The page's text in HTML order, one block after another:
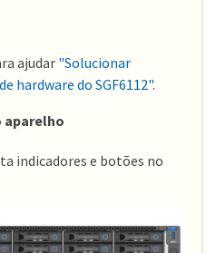
ajudar "Solucionar
hardware do SGF6112".
aparelho
indicadores e botões no